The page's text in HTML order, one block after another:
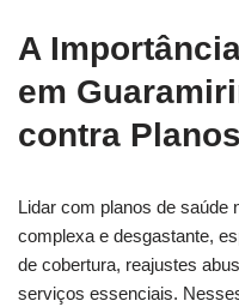
A
em
contra
Lidar com planos de saúde
complexa e desgastante,
de cobertura, reajustes
serviços essenciais.